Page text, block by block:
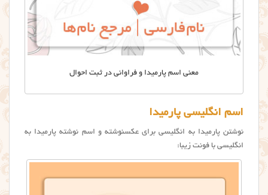
معنی اسم پارمیدا و فراوانی در ثبت احوال
اسم انگلیسی پارمیدا
نوشتن پارمیدا به انگلیسی برای عکسنوشته و اسم نوشته پارميدا به
انگلیسی با فونت زیبا: